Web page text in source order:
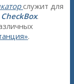
служит для
CheckBox.
.